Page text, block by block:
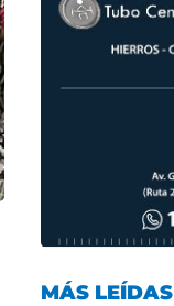
MÁS LEÍDAS